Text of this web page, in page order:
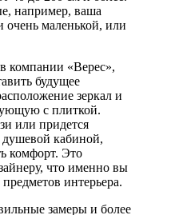
например, ваша
очень маленькой, или
в компании «Верес»,
будущее
зеркал и
с плиткой.
или придется
душевой кабиной,
комфорт. Это
что именно вы
интерьера.
замеры и более